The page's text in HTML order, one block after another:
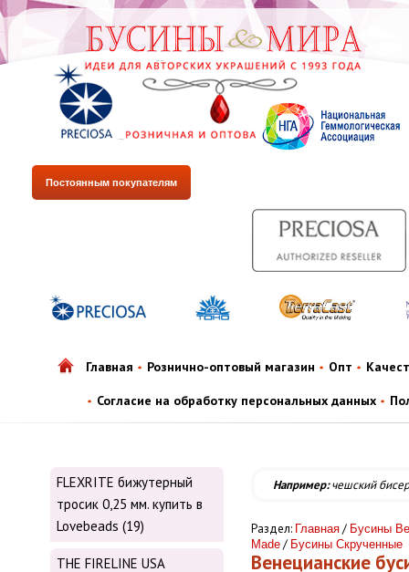
Постоянным покупателям
Главная Рознично-оптовый магазин Опт
Согласие на обработку персональных данных
FLEXRITE бижутерный
тросик 0,25 мм. купить в
Lovebeads (19)
THE FIRELINE USA
Например:чешский бисер
Раздел: Главная / Бусины
Made / Бусины Скрученные
Венецианские